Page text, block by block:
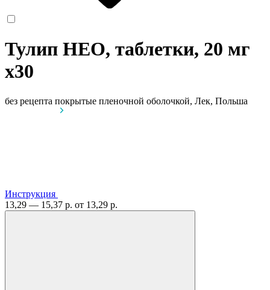
Тулип НЕО, таблетки, 20 мг
x30
без рецепта покрытые пленочной оболочкой, Лек, Польша
Инструкция
13,29 — 15,37 р. от 13,29 р.